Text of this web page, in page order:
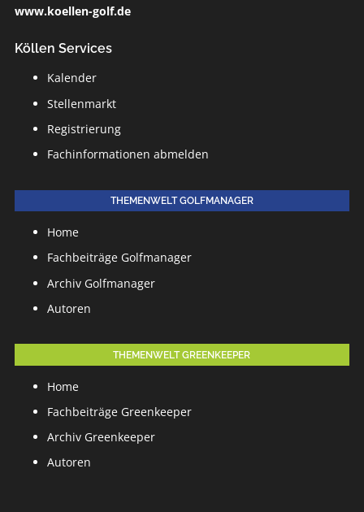
www.koellen-golf.de
Köllen Services
Kalender
Stellenmarkt
Registrierung
Fachinformationen abmelden
THEMENWELT GOLFMANAGER
Home
Fachbeiträge Golfmanager
Archiv Golfmanager
Autoren
THEMENWELT GREENKEEPER
Home
Fachbeiträge Greenkeeper
Archiv Greenkeeper
Autoren